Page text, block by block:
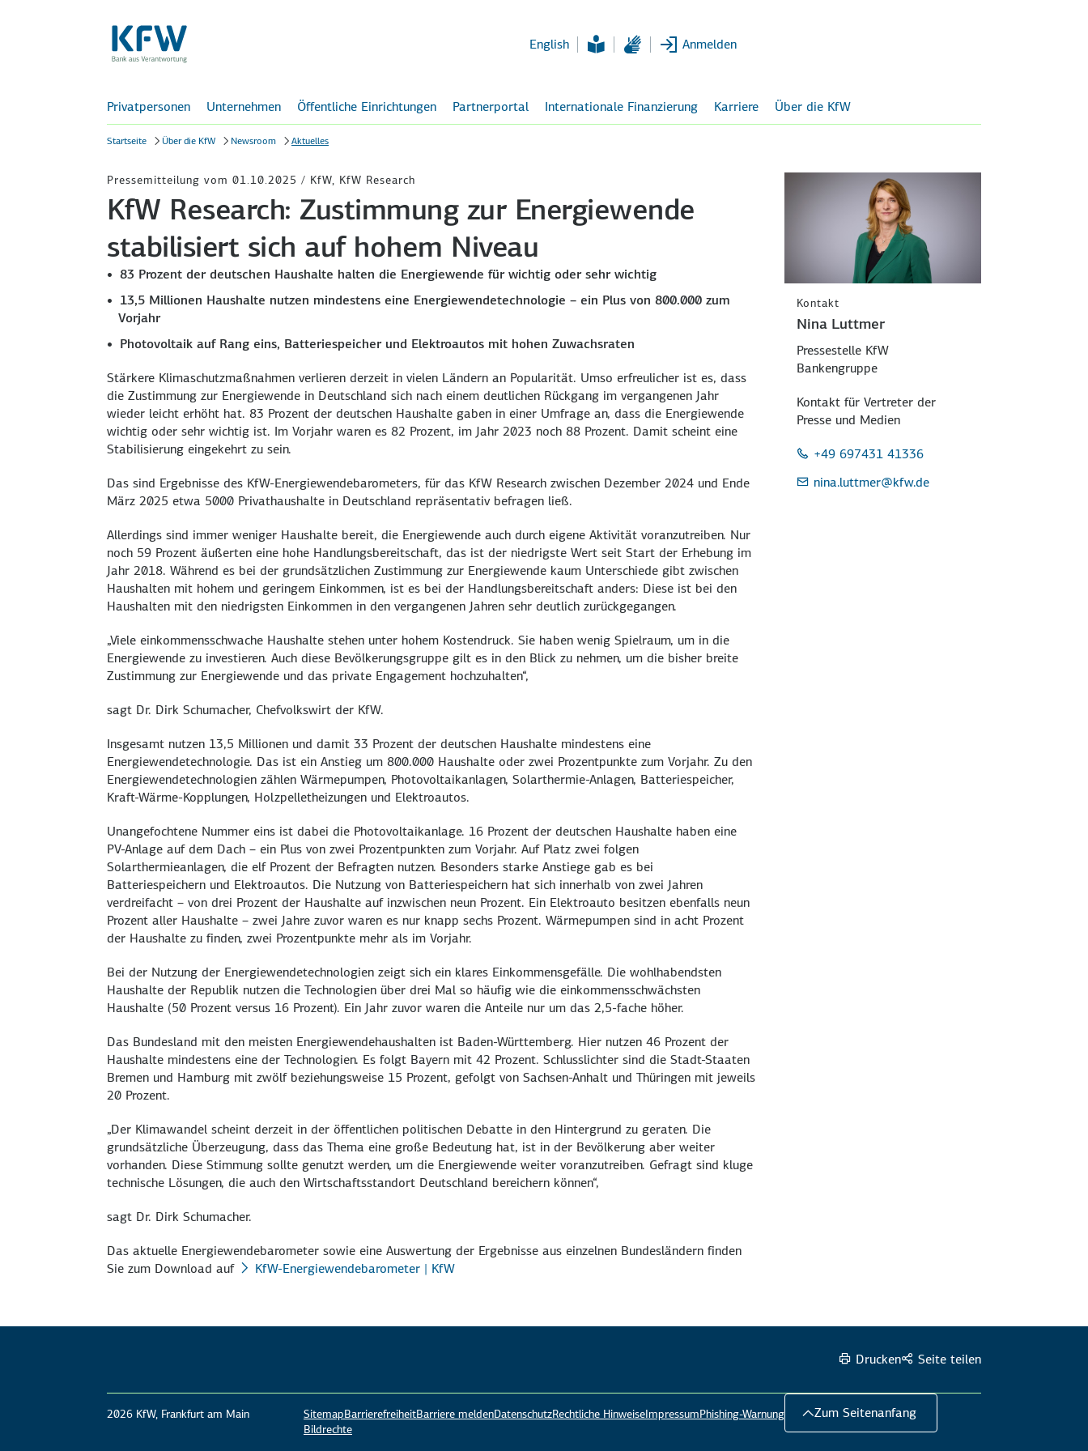
English Anmelden
Privatpersonen Unternehmen Öffentliche Einrichtungen Partnerportal Internationale Finanzierung Karriere Über die KfW
Startseite Über die KfW Newsroom Aktuelles
Pressemitteilung vom 01.10.2025 / KfW, KfW Research
KfW Research: Zustimmung zur Energiewende
stabilisiert sich auf hohem Niveau
83 Prozent der deutschen Haushalte halten die Energiewende für wichtig oder sehr wichtig
13,5 Millionen Haushalte nutzen mindestens eine Energiewendetechnologie – ein Plus von 800.000 zum
Vorjahr
Photovoltaik auf Rang eins, Batteriespeicher und Elektroautos mit hohen Zuwachsraten
Stärkere Klimaschutzmaßnahmen verlieren derzeit in vielen Ländern an Popularität. Umso erfreulicher ist es, dass
die Zustimmung zur Energiewende in Deutschland sich nach einem deutlichen Rückgang im vergangenen Jahr
wieder leicht erhöht hat. 83 Prozent der deutschen Haushalte gaben in einer Umfrage an, dass die Energiewende
wichtig oder sehr wichtig ist. Im Vorjahr waren es 82 Prozent, im Jahr 2023 noch 88 Prozent. Damit scheint eine
Stabilisierung eingekehrt zu sein.
Das sind Ergebnisse des KfW-Energiewendebarometers, für das KfW Research zwischen Dezember 2024 und Ende
März 2025 etwa 5000 Privathaushalte in Deutschland repräsentativ befragen ließ.
Allerdings sind immer weniger Haushalte bereit, die Energiewende auch durch eigene Aktivität voranzutreiben. Nur
noch 59 Prozent äußerten eine hohe Handlungsbereitschaft, das ist der niedrigste Wert seit Start der Erhebung im
Jahr 2018. Während es bei der grundsätzlichen Zustimmung zur Energiewende kaum Unterschiede gibt zwischen
Haushalten mit hohem und geringem Einkommen, ist es bei der Handlungsbereitschaft anders: Diese ist bei den
Haushalten mit den niedrigsten Einkommen in den vergangenen Jahren sehr deutlich zurückgegangen.
„Viele einkommensschwache Haushalte stehen unter hohem Kostendruck. Sie haben wenig Spielraum, um in die
Energiewende zu investieren. Auch diese Bevölkerungsgruppe gilt es in den Blick zu nehmen, um die bisher breite
Zustimmung zur Energiewende und das private Engagement hochzuhalten“,
sagt Dr. Dirk Schumacher, Chefvolkswirt der KfW.
Insgesamt nutzen 13,5 Millionen und damit 33 Prozent der deutschen Haushalte mindestens eine
Energiewendetechnologie. Das ist ein Anstieg um 800.000 Haushalte oder zwei Prozentpunkte zum Vorjahr. Zu den
Energiewendetechnologien zählen Wärmepumpen, Photovoltaikanlagen, Solarthermie-Anlagen, Batteriespeicher,
Kraft-Wärme-Kopplungen, Holzpelletheizungen und Elektroautos.
Unangefochtene Nummer eins ist dabei die Photovoltaikanlage. 16 Prozent der deutschen Haushalte haben eine
PV-Anlage auf dem Dach – ein Plus von zwei Prozentpunkten zum Vorjahr. Auf Platz zwei folgen
Solarthermieanlagen, die elf Prozent der Befragten nutzen. Besonders starke Anstiege gab es bei
Batteriespeichern und Elektroautos. Die Nutzung von Batteriespeichern hat sich innerhalb von zwei Jahren
verdreifacht – von drei Prozent der Haushalte auf inzwischen neun Prozent. Ein Elektroauto besitzen ebenfalls neun
Prozent aller Haushalte – zwei Jahre zuvor waren es nur knapp sechs Prozent. Wärmepumpen sind in acht Prozent
der Haushalte zu finden, zwei Prozentpunkte mehr als im Vorjahr.
Bei der Nutzung der Energiewendetechnologien zeigt sich ein klares Einkommensgefälle. Die wohlhabendsten
Haushalte der Republik nutzen die Technologien über drei Mal so häufig wie die einkommensschwächsten
Haushalte (50 Prozent versus 16 Prozent). Ein Jahr zuvor waren die Anteile nur um das 2,5-fache höher.
Das Bundesland mit den meisten Energiewendehaushalten ist Baden-Württemberg. Hier nutzen 46 Prozent der
Haushalte mindestens eine der Technologien. Es folgt Bayern mit 42 Prozent. Schlusslichter sind die Stadt-Staaten
Bremen und Hamburg mit zwölf beziehungsweise 15 Prozent, gefolgt von Sachsen-Anhalt und Thüringen mit jeweils
20 Prozent.
„Der Klimawandel scheint derzeit in der öffentlichen politischen Debatte in den Hintergrund zu geraten. Die
grundsätzliche Überzeugung, dass das Thema eine große Bedeutung hat, ist in der Bevölkerung aber weiter
vorhanden. Diese Stimmung sollte genutzt werden, um die Energiewende weiter voranzutreiben. Gefragt sind kluge
technische Lösungen, die auch den Wirtschaftsstandort Deutschland bereichern können“,
sagt Dr. Dirk Schumacher.
Das aktuelle Energiewendebarometer sowie eine Auswertung der Ergebnisse aus einzelnen Bundesländern finden
Sie zum Download auf
KfW-Energiewendebarometer | KfW
Kontakt
Nina Luttmer
Pressestelle KfW
Bankengruppe
Kontakt für Vertreter der
Presse und Medien
+49 697431 41336
nina.luttmer@kfw.de
Drucken Seite teilen
2026 KfW, Frankfurt am Main SitemapBarrierefreiheitBarriere meldenDatenschutzRechtliche HinweiseImpressumPhishing-Warnung
Bildrechte
Zum Seitenanfang